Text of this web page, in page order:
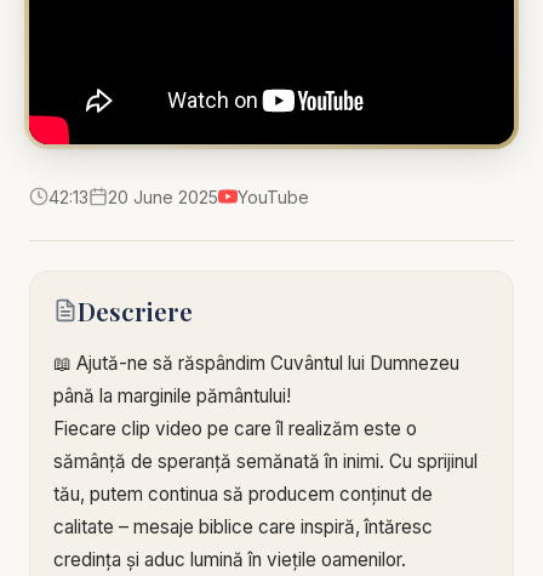
42:13 20 June 2025 YouTube
Descriere
📖 Ajută-ne să răspândim Cuvântul lui Dumnezeu
până la marginile pământului!
Fiecare clip video pe care îl realizăm este o
sămânță de speranță semănată în inimi. Cu sprijinul
tău, putem continua să producem conținut de
calitate – mesaje biblice care inspiră, întăresc
credința și aduc lumină în viețile oamenilor.